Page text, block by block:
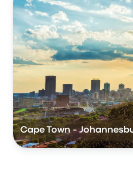
Cape Town -